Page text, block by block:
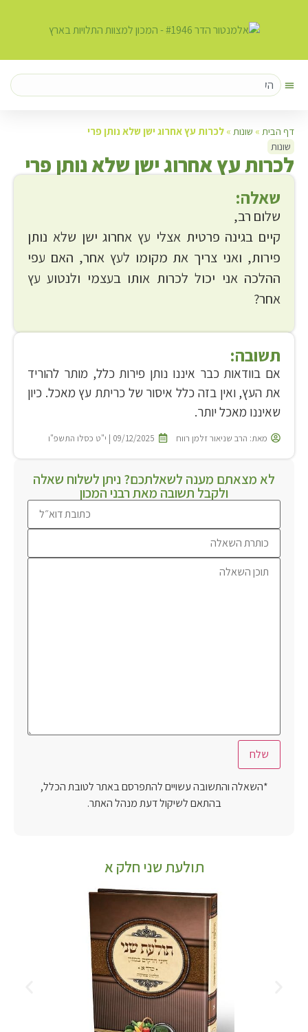
דף הבית » שונות » לכרות עץ אחרוג ישן שלא נותן פרי
שונות
לכרות עץ אחרוג ישן שלא נותן פרי
שאלה:
שלום רב,
קיים בגינה פרטית אצלי עץ אחרוג ישן שלא נותן
פירות, ואני צריך את מקומו לעץ אחר, האם עפי
ההלכה אני יכול לכרות אותו בעצמי ולנטוע עץ
אחר?
תשובה:
אם בוודאות כבר איננו נותן פירות כלל, מותר להוריד
את העץ, ואין בזה כלל איסור של כריתת עץ מאכל. כיון
שאיננו מאכל יותר.
מאת: הרב שניאור זלמן רווח 09/12/2025 | י"ט כסלו התשפ"ו
לא מצאתם מענה לשאלתכם? ניתן לשלוח שאלה
ולקבל תשובה מאת רבני המכון
*השאלה והתשובה עשויים להתפרסם באתר לטובת הכלל,
בהתאם לשיקול דעת מנהל האתר.
תולעת שני חלק א